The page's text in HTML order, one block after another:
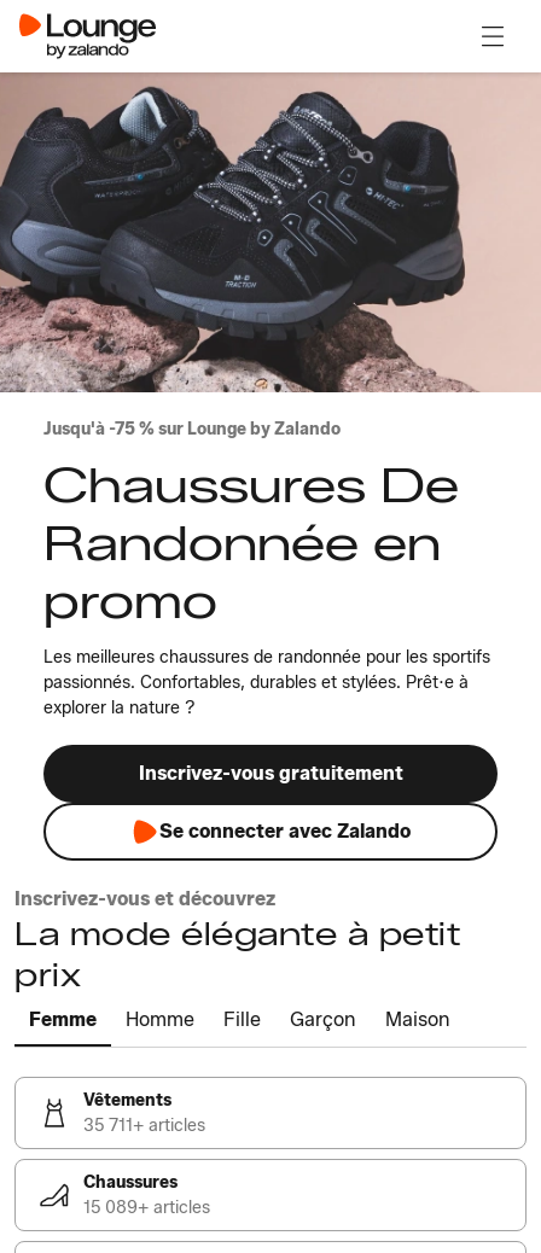
Jusqu'à -75 % sur Lounge by Zalando
Chaussures De
Randonnée en
promo
Les meilleures chaussures de randonnée pour les sportifs
passionnés. Confortables, durables et stylées. Prêt·e à
explorer la nature ?
Inscrivez-vous gratuitement
Se connecter avec Zalando
Inscrivez-vous et découvrez
La mode élégante à petit
prix
Femme Homme Fille Garçon Maison
Vêtements
35 711+ articles
Chaussures
15 089+ articles